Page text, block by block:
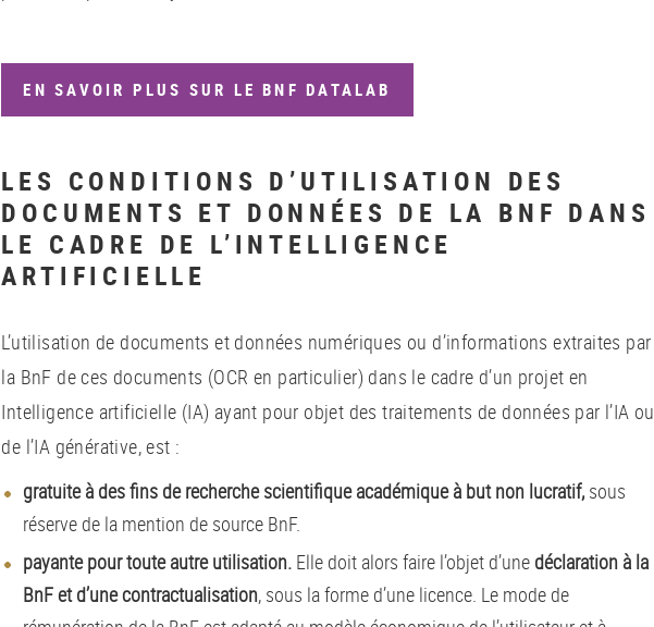
EN SAVOIR PLUS SUR LE BNF DATALAB
LES CONDITIONS D’UTILISATION DES
DOCUMENTS ET DONNÉES DE LA BNF DANS
LE CADRE DE L’INTELLIGENCE
ARTIFICIELLE
L’utilisation de documents et données numériques ou d’informations extraites par
la BnF de ces documents (OCR en particulier) dans le cadre d’un projet en
Intelligence artificielle (IA) ayant pour objet des traitements de données par l’IA ou
de l’IA générative, est :
gratuite à des fins de recherche scientifique académique à but non lucratif,sous
réserve de la mention de source BnF.
payante pour toute autre utilisation. Elle doit alors faire l’objet d’une déclaration à la
BnF et d’une contractualisation, sous la forme d’une licence. Le mode de